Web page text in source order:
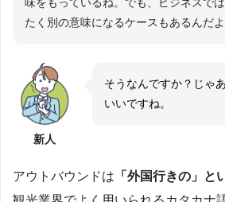
たく別の意味になるケースもあるんだよ
新人
そうなんですか？じゃ
いいですね。
アウトバウンドは 「外国行きの」と